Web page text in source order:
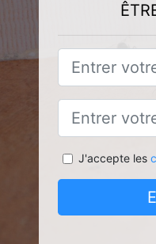
J'accepte les